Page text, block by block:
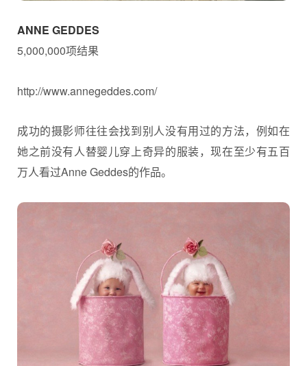
ANNE GEDDES
5,000,000项结果
http://www.annegeddes.com/
成功的摄影师往往会找到别人没有用过的方法，例如在
她之前没有人替婴儿穿上奇异的服装，现在至少有五百
万人看过Anne Geddes的作品。